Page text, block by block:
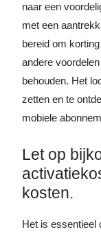
naar een
met een
bereid om
andere
behouden. Het
zetten en te
mobiele
Let op
kosten.
Het is essentieel